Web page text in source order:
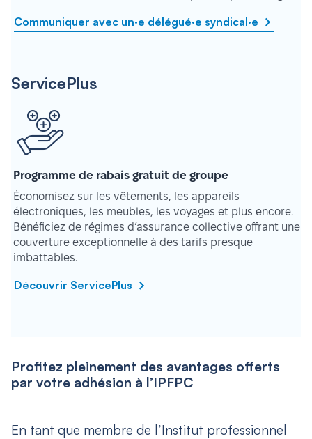
Communiquer avec un·e délégué·e syndical·e
ServicePlus
Programme de rabais gratuit de groupe
Économisez sur les vêtements, les appareils
électroniques, les meubles, les voyages et plus encore.
Bénéficiez de régimes d’assurance collective offrant une
couverture exceptionnelle à des tarifs presque
imbattables.
Découvrir ServicePlus
Profitez pleinement des avantages offerts
par votre adhésion à l’IPFPC
En tant que membre de l’Institut professionnel